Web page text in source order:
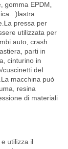
gomma EPDM,
...)lastra
pressa per
utilizzata per
auto, crash
parti in
cinturino in
cuscinetti del
macchina può
resina
di materiali
utilizza il